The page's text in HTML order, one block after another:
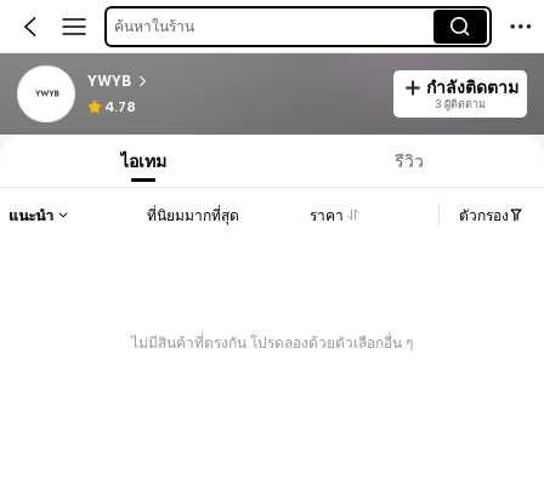
ค้นหาในร้าน
YWYB
4.78
กำลังติดตาม
3 ผู้ติดตาม
ไอเทม รีวิว
แนะนำ ที่นิยมมากที่สุด ราคา ตัวกรอง
ไม่มีสินค้าที่ตรงกัน โปรดลองด้วยตัวเลือกอื่น ๆ